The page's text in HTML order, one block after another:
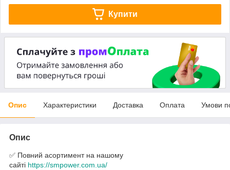
Купити
Опис Характеристики Доставка Оплата Умови
Опис
✅ Повний асортимент на нашому
сайті https://smpower.com.ua/